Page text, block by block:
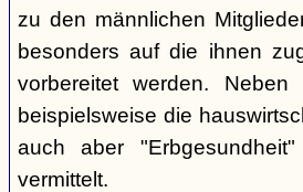
zu den männlichen
besonders auf die ihnen
vorbereitet werden.
beispielsweise die
auch aber
vermittelt.